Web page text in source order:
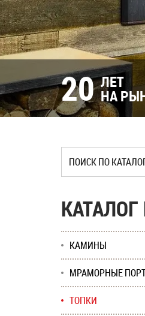
20 ЛЕТ
НА
КАМИНЫ
МРАМОРНЫЕ
ТОПКИ